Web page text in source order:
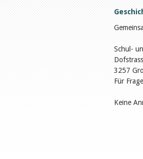
Schul-
3257
Für
Keine